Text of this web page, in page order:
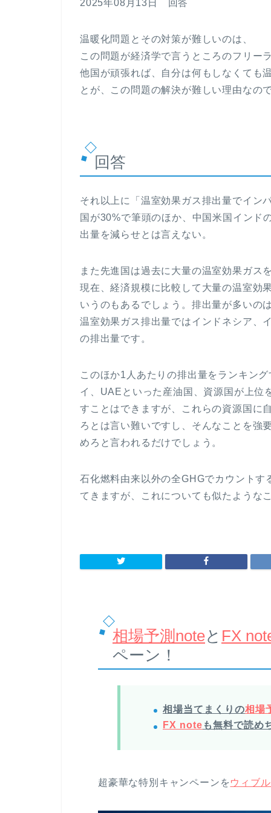
2025年08月13日 回答
温暖化問題とその対策が難しいのは、
この問題が経済学で言うところのフリー
他国が頑張れば、自分は何もしなくても
とが、この問題の解決が難しい理由なの
回答
それ以上に「温室効果ガス排出量でイ
国が30%で筆頭のほか、中国米国インド
出量を減らせとは言えない。
また先進国は過去に大量の温室効果ガス
現在、経済規模に比較して大量の温室効
いうのもあるでしょう。排出量が多いの
温室効果ガス排出量ではインドネシア、
の排出量です。
このほか1人あたりの排出量をランキン
イ、UAEといった産油国、資源国が上位
すことはできますが、これらの資源国に
ろとは言い難いですし、そんなことを強
めろと言われるだけでしょう。
石化燃料由来以外の全GHGでカウント
てきますが、これについても似たような
相場予測noteと FX
ペーン！
相場当てまくりの相場
FX note も無料で読め
超豪華な特別キャンペーンを ウィブ